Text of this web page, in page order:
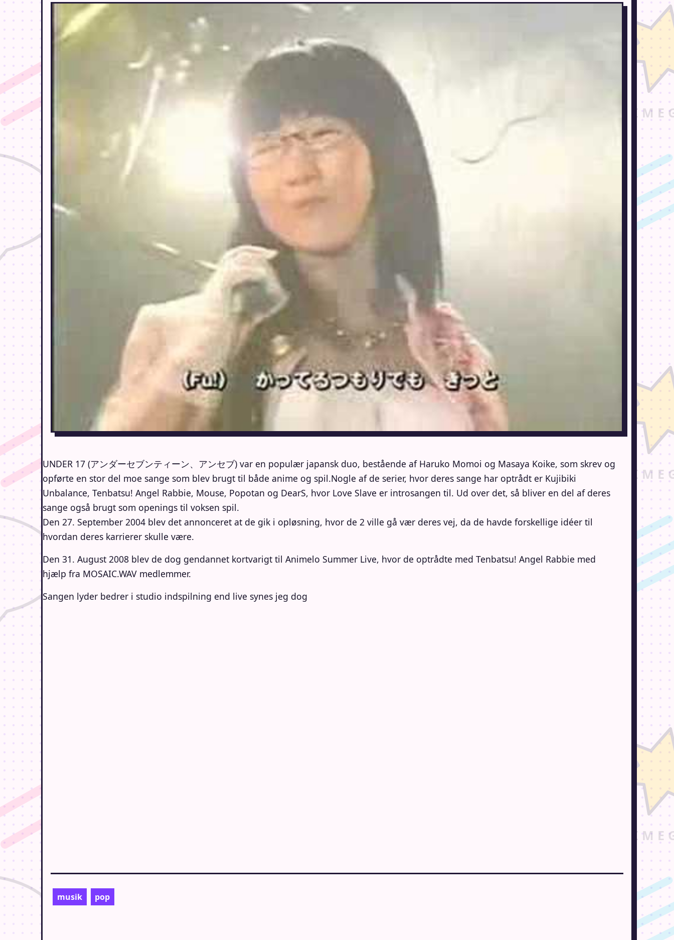
UNDER 17 (アンダーセブンティーン、アンセブ) var en populær japansk duo, bestående af Haruko Momoi og Masaya Koike, som skrev og
opførte en stor del moe sange som blev brugt til både anime og spil.Nogle af de serier, hvor deres sange har optrådt er Kujibiki
Unbalance, Tenbatsu! Angel Rabbie, Mouse, Popotan og DearS, hvor Love Slave er introsangen til. Ud over det, så bliver en del af deres
sange også brugt som openings til voksen spil.
Den 27. September 2004 blev det annonceret at de gik i opløsning, hvor de 2 ville gå vær deres vej, da de havde forskellige idéer til
hvordan deres karrierer skulle være.
Den 31. August 2008 blev de dog gendannet kortvarigt til Animelo Summer Live, hvor de optrådte med Tenbatsu! Angel Rabbie med
hjælp fra MOSAIC.WAV medlemmer.
Sangen lyder bedrer i studio indspilning end live synes jeg dog
musik pop